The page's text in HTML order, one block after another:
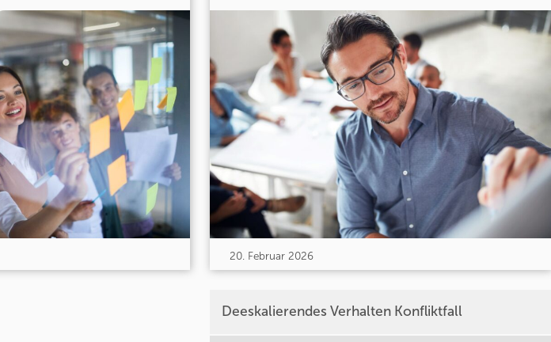
20. Februar 2026
Deeskalierendes Verhalten Konfliktfall